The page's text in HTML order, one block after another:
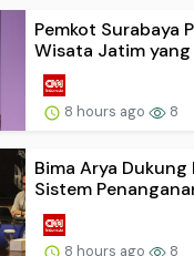
Pemkot Surabaya
Wisata Jatim yang
8 hours ago 8
Bima Arya
Sistem
8 hours ago 8